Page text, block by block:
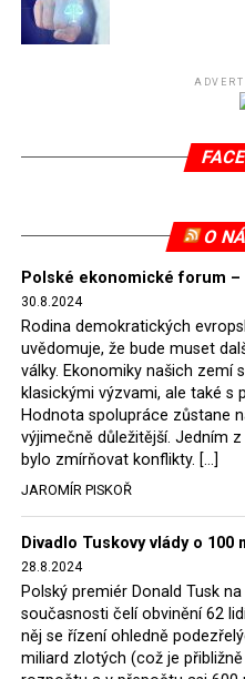
Připomeňme, že ukončení
(SDEU) v souvislosti se
verdiktem španělské
tomuto rozhodnutí
2022, než byl tento případ
Polska s Českou
důl Turów vymazán z
Polsko nechalo z
asi 70 milionů eur na
zaplatilo jako odškodnění
tak elektrárna nadále
tehdejší opozice a dnes
místopředseda Občanské
Hołownia, přímo řekli, že by
tomuto rozhodnutí
Rozhodnutí polského
německé, české a polské
O
Polské ekonomické forum
30.8.2024
Rodina demokratických
uvědomuje, že bude muset
války. Ekonomiky našich zemí
klasickými výzvami, ale také s
Hodnota spolupráce zůstane
výjimečně důležitější. Jedním
bylo zmírňovat konflikty. […]
JAROMÍR PISKOŘ
Divadlo Tuskovy vlády o
28.8.2024
Polský premiér Donald Tusk
současnosti čelí obvinění 62
něj se řízení ohledně
miliard zlotých (což je